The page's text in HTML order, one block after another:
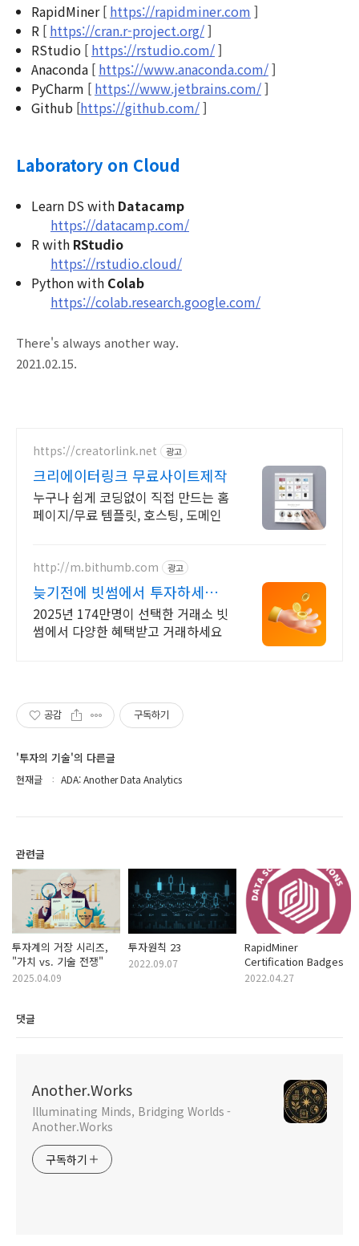
RapidMiner [ https://rapidminer.com ]
R [ https://cran.r-project.org/]
RStudio [ https://rstudio.com/]
Anaconda [ https://www.anaconda.com/]
PyCharm [ https://www.jetbrains.com/]
Github [https://github.com/]
Laboratory on Cloud
Learn DS with Datacamp
https://datacamp.com/
R with RStudio
https://rstudio.cloud/
Python with Colab
https://colab.research.google.com/
There's always another way.
2021.02.15.
https://creatorlink.net 광고
크리에이터링크 무료사이트제작
누구나 쉽게 코딩없이 직접 만드는 홈
페이지/무료 템플릿, 호스팅, 도메인
http://m.bithumb.com 광고
늦기전에 빗썸에서 투자하세요
신규 가입 시 5만원 혜택
2025년 174만명이 선택한 거래소 빗
썸에서 다양한 혜택받고 거래하세요
공감 구독하기
'투자의 기술'의 다른글
현재글 ADA: Another Data Analytics
관련글
투자계의 거장 시리즈,
"가치 vs. 기술 전쟁"
2025.04.09
투자원칙 23
2022.09.07
RapidMiner
Certification Badges
2022.04.27
댓글
Another.Works
Illuminating Minds, Bridging Worlds -
Another.Works
구독하기